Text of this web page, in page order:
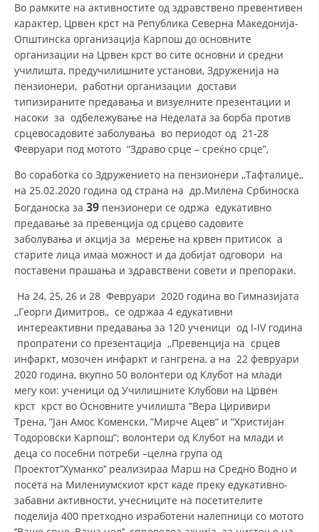
ПРИРАЧНИЦИ
СТРАТЕГИИ
ЕДУКАТИВНО ИНФОРМАТИВНИ МАТЕРИЈАЛИ
ПОСТЕРИ
ПРЕЗЕНТАЦИИ
Во рамките на активностите од здравствено превентивен
карактер, Црвен крст на Република Северна Македонија-
Општинска организација Карпош до основните
организации на Црвен крст во сите основни и средни
училишта, предучилишните установи, Здруженија на
пензионери, работни организации достави
типизираните предавања и визуелните презентации и
насоки за одбележување на Неделата за борба против
срцевосадовите заболувања во периодот од 21-28
Февруари под мотото “Здраво срце – среќно срце”,
Во соработка со Здружението на пензионери ,,Тафталиџе,,
на 25.02.2020 година од страна на др.Милена Србиноска
Богданоска за 39 пензионери се одржа едукативно
предавање за превенција од срцево садовите
заболувања и акција за мерење на крвен притисок а
старите лица имаа можност и да добијат одговори на
поставени прашања и здравствени совети и препораки.
На 24, 25, 26 и 28 Февруари 2020 година во Гимназијата
,,Георги Димитров,, се одржаа 4 едукативни
интереактивни предавања за 120 ученици од I-IV година
пропратени со презентација ,,Превенција на срцев
инфаркт, мозочен инфаркт и гангрена, а на 22 февруари
2020 година, вкупно 50 волонтери од Клубот на млади
мегу кои: ученици од Училишните Клубови на Црвен
крст крст во Основните училишта ”Вера Циривири
Трена, ”Јан Амос Коменски, ”Мирче Ацев” и “Христијан
Тодоровски Карпош”; волонтери од Клубот на млади и
деца со посебни потреби –целна група од
Проектот’’Хуманко’’ реализираа Марш на Средно Водно и
посета на Милениумскиот крст каде преку едукативно-
забавни активности, учесниците на посетителите
поделија 400 претходно изработени налепници со мототo